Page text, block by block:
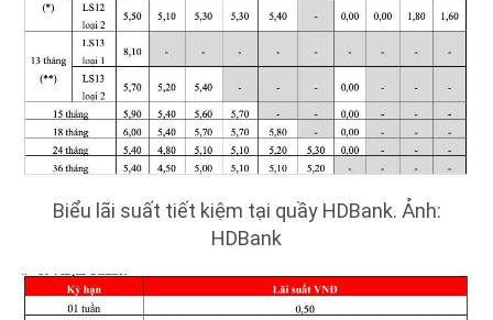
Biểu lãi suất tiết kiệm tại quầy HDBank. Ảnh:
HDBank